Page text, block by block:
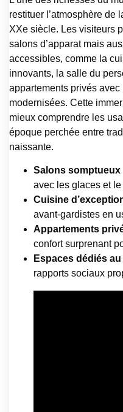
restituer l’atmosphère de
XXe siècle. Les visiteurs
salons d’apparat mais
accessibles, comme la
innovants, la salle du
appartements privés
modernisées. Cette
mieux comprendre les
époque perchée entre
naissante.
Salons somptueux
avec les glaces et
Cuisine
avant-gardistes en
Appartements
confort surprenant
Espaces dédiés
rapports sociaux